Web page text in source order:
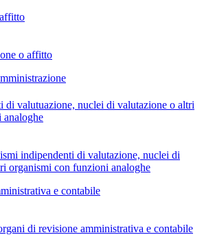
o affitto
di valutuazione, nuclei di valutazione o altri
analoghe
indipendenti di valutazione, nuclei di
organismi con funzioni analoghe
e contabile
di revisione amministrativa e contabile